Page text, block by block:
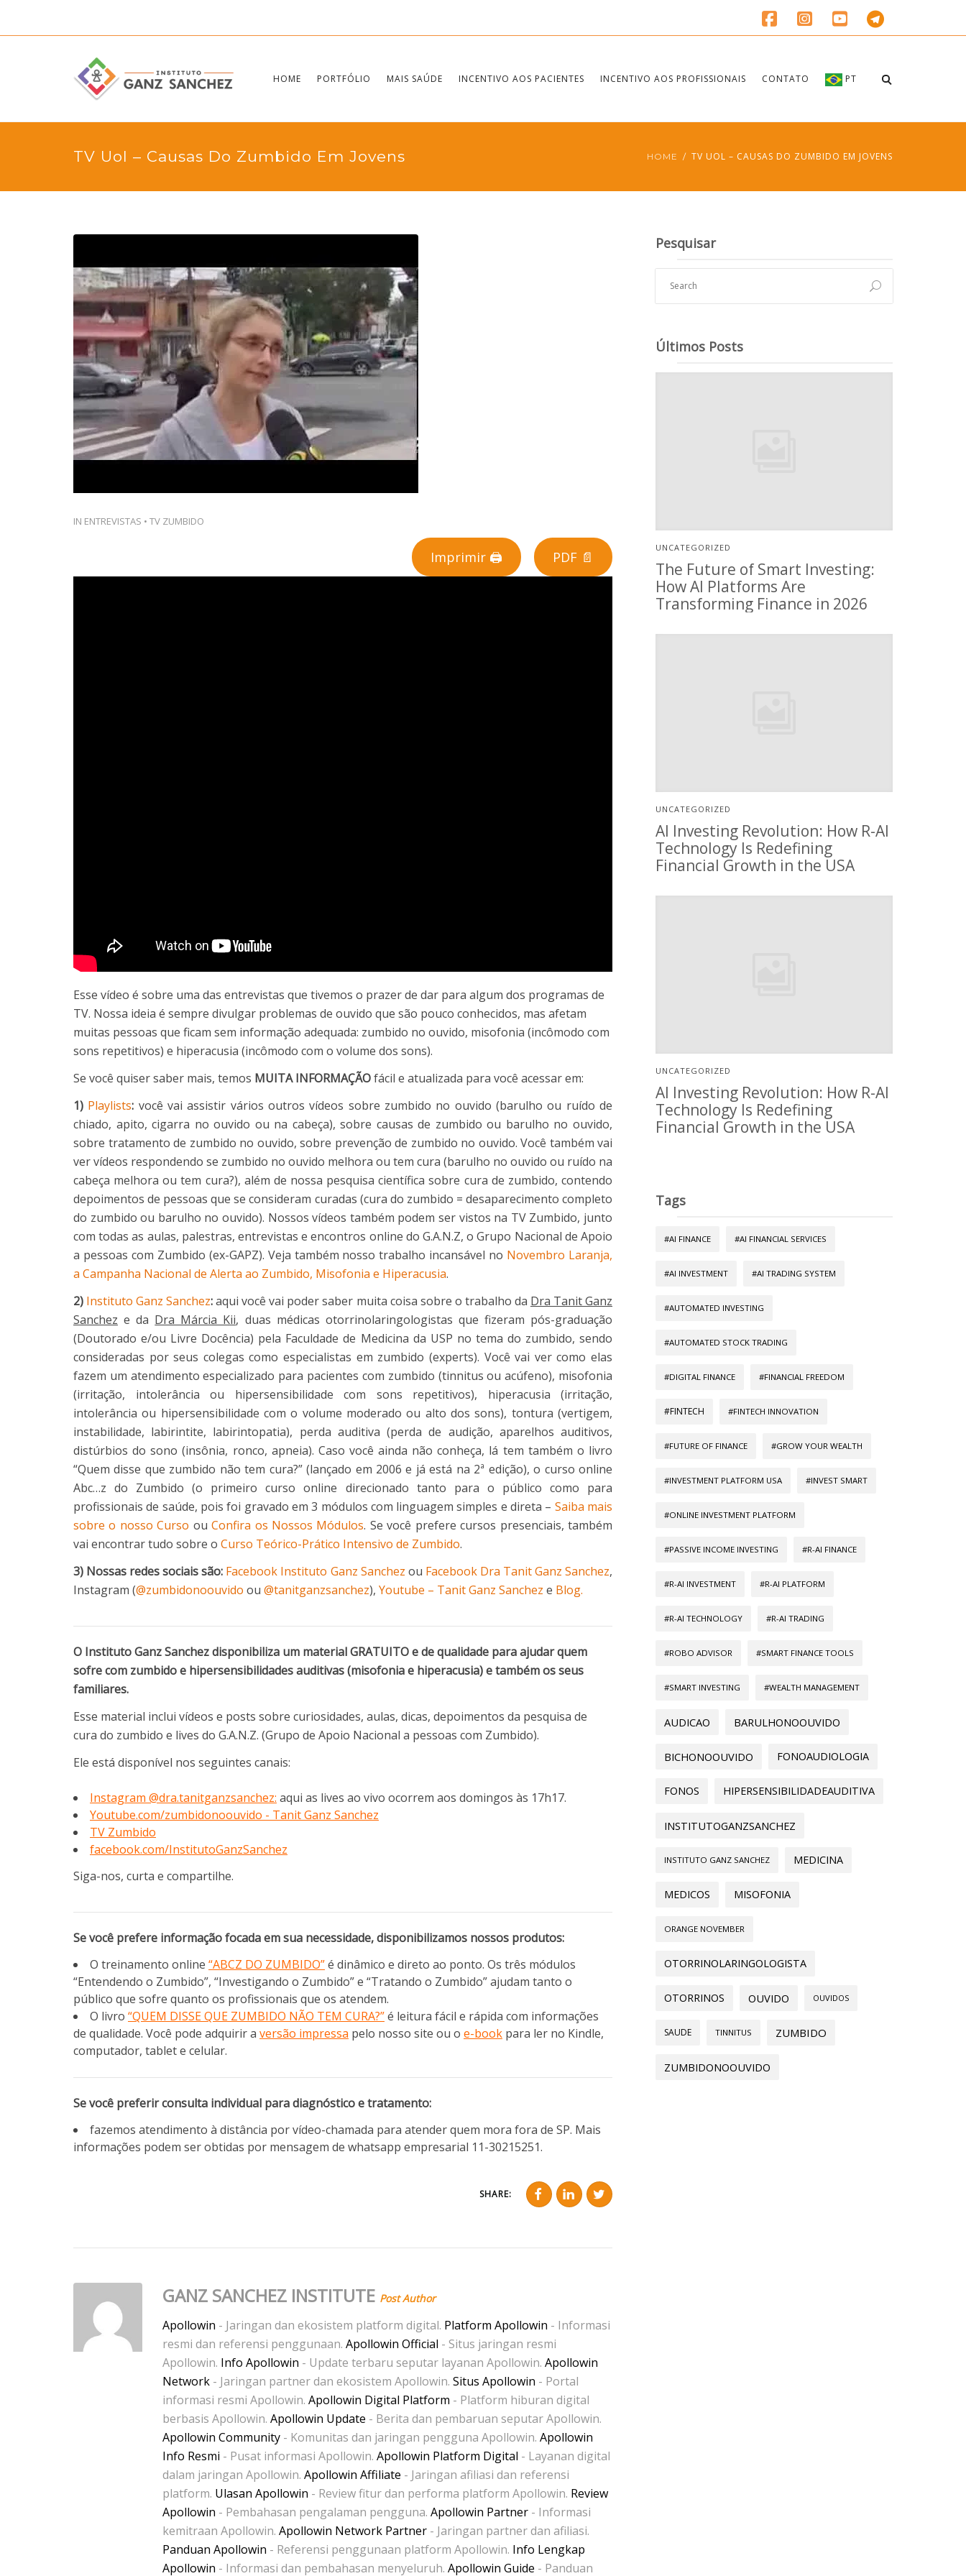
HOME PORTFÓLIO MAIS SAÚDE INCENTIVO AOS PACIENTES INCENTIVO AOS PROFISSIONAIS CONTATO PT
TV Uol – Causas Do Zumbido Em Jovens HOME TV UOL – CAUSAS DO ZUMBIDO EM JOVENS
IN ENTREVISTAS • TV ZUMBIDO
Imprimir 🖨 PDF 📄
Esse vídeo é sobre uma das entrevistas que tivemos o prazer de dar para algum dos programas de
TV. Nossa ideia é sempre divulgar problemas de ouvido que são pouco conhecidos, mas afetam
muitas pessoas que ficam sem informação adequada: zumbido no ouvido, misofonia (incômodo com
sons repetitivos) e hiperacusia (incômodo com o volume dos sons).
Se você quiser saber mais, temos MUITA INFORMAÇÃOfácil e atualizada para você acessar em:
1) Playlists: você vai assistir vários outros vídeos sobre zumbido no ouvido (barulho ou ruído de
chiado, apito, cigarra no ouvido ou na cabeça), sobre causas de zumbido ou barulho no ouvido,
sobre tratamento de zumbido no ouvido, sobre prevenção de zumbido no ouvido. Você também vai
ver vídeos respondendo se zumbido no ouvido melhora ou tem cura (barulho no ouvido ou ruído na
cabeça melhora ou tem cura?), além de nossa pesquisa científica sobre cura de zumbido, contendo
depoimentos de pessoas que se consideram curadas (cura do zumbido = desaparecimento completo
do zumbido ou barulho no ouvido). Nossos vídeos também podem ser vistos na TV Zumbido, junto
com todas as aulas, palestras, entrevistas e encontros online do G.A.N.Z, o Grupo Nacional de Apoio
a pessoas com Zumbido (ex-GAPZ). Veja também nosso trabalho incansável no Novembro Laranja,
a Campanha Nacional de Alerta ao Zumbido, Misofonia e Hiperacusia.
2) Instituto Ganz Sanchez:aqui você vai poder saber muita coisa sobre o trabalho da Dra Tanit Ganz
Sanchez e da Dra Márcia Kii, duas médicas otorrinolaringologistas que fizeram pós-graduação
(Doutorado e/ou Livre Docência) pela Faculdade de Medicina da USP no tema do zumbido, sendo
consideradas por seus colegas como especialistas em zumbido (experts). Você vai ver como elas
fazem um atendimento especializado para pacientes com zumbido (tinnitus ou acúfeno), misofonia
(irritação, intolerância ou hipersensibilidade com sons repetitivos), hiperacusia (irritação,
intolerância ou hipersensibilidade com o volume moderado ou alto dos sons), tontura (vertigem,
instabilidade, labirintite, labirintopatia), perda auditiva (perda de audição, aparelhos auditivos,
distúrbios do sono (insônia, ronco, apneia). Caso você ainda não conheça, lá tem também o livro
“Quem disse que zumbido não tem cura?” (lançado em 2006 e já está na 2ª edição), o curso online
Abc…z do Zumbido (o primeiro curso online direcionado tanto para o público como para
profissionais de saúde, pois foi gravado em 3 módulos com linguagem simples e direta – Saiba mais
sobre o nosso Curso ouConfira os Nossos Módulos. Se você prefere cursos presenciais, também
vai encontrar tudo sobre o Curso Teórico-Prático Intensivo de Zumbido.
3) Nossas redes sociais são: Facebook Instituto Ganz Sanchez ou Facebook Dra Tanit Ganz Sanchez,
Instagram (@zumbidonoouvido ou @tanitganzsanchez), Youtube – Tanit Ganz Sanchez e Blog.
O Instituto Ganz Sanchez disponibiliza um material GRATUITO e de qualidade para ajudar quem
sofre com zumbido e hipersensibilidades auditivas (misofonia e hiperacusia) e também os seus
familiares.
Esse material inclui vídeos e posts sobre curiosidades, aulas, dicas, depoimentos da pesquisa de
cura do zumbido e lives do G.A.N.Z. (Grupo de Apoio Nacional a pessoas com Zumbido).
Ele está disponível nos seguintes canais:
Instagram @dra.tanitganzsanchez: aqui as lives ao vivo ocorrem aos domingos às 17h17.
Youtube.com/zumbidonoouvido - Tanit Ganz Sanchez
TV Zumbido
facebook.com/InstitutoGanzSanchez
Siga-nos, curta e compartilhe.
Se você prefere informação focada em sua necessidade, disponibilizamos nossos produtos:
O treinamento online “ABCZ DO ZUMBIDO”é dinâmico e direto ao ponto. Os três módulos
“Entendendo o Zumbido”, “Investigando o Zumbido” e “Tratando o Zumbido” ajudam tanto o
público que sofre quanto os profissionais que os atendem.
O livro “QUEM DISSE QUE ZUMBIDO NÃO TEM CURA?”é leitura fácil e rápida com informações
de qualidade. Você pode adquirir a versão impressa pelo nosso site ou o e-book para ler no Kindle,
computador, tablet e celular.
Se você preferir consulta individual para diagnóstico e tratamento:
fazemos atendimento à distância por vídeo-chamada para atender quem mora fora de SP. Mais
informações podem ser obtidas por mensagem de whatsapp empresarial 11-30215251.
SHARE:
GANZ SANCHEZ INSTITUTE Post Author
Apollowin - Jaringan dan ekosistem platform digital. Platform Apollowin - Informasi
resmi dan referensi penggunaan. Apollowin Official - Situs jaringan resmi
Apollowin. Info Apollowin - Update terbaru seputar layanan Apollowin. Apollowin
Network - Jaringan partner dan ekosistem Apollowin. Situs Apollowin - Portal
informasi resmi Apollowin. Apollowin Digital Platform - Platform hiburan digital
berbasis Apollowin. Apollowin Update - Berita dan pembaruan seputar Apollowin.
Apollowin Community - Komunitas dan jaringan pengguna Apollowin. Apollowin
Info Resmi - Pusat informasi Apollowin. Apollowin Platform Digital - Layanan digital
dalam jaringan Apollowin. Apollowin Affiliate - Jaringan afiliasi dan referensi
platform. Ulasan Apollowin - Review fitur dan performa platform Apollowin. Review
Apollowin - Pembahasan pengalaman pengguna. Apollowin Partner - Informasi
kemitraan Apollowin. Apollowin Network Partner - Jaringan partner dan afiliasi.
Panduan Apollowin - Referensi penggunaan platform Apollowin. Info Lengkap
Apollowin - Informasi dan pembahasan menyeluruh. Apollowin Guide - Panduan
Pesquisar
Últimos Posts
UNCATEGORIZED
The Future of Smart Investing:
How AI Platforms Are
Transforming Finance in 2026
UNCATEGORIZED
AI Investing Revolution: How R-AI
Technology Is Redefining
Financial Growth in the USA
UNCATEGORIZED
AI Investing Revolution: How R-AI
Technology Is Redefining
Financial Growth in the USA
Tags
#AI FINANCE #AI FINANCIAL SERVICES
#AI INVESTMENT #AI TRADING SYSTEM
#AUTOMATED INVESTING
#AUTOMATED STOCK TRADING
#DIGITAL FINANCE #FINANCIAL FREEDOM
#FINTECH #FINTECH INNOVATION
#FUTURE OF FINANCE #GROW YOUR WEALTH
#INVESTMENT PLATFORM USA #INVEST SMART
#ONLINE INVESTMENT PLATFORM
#PASSIVE INCOME INVESTING #R-AI FINANCE
#R-AI INVESTMENT #R-AI PLATFORM
#R-AI TECHNOLOGY #R-AI TRADING
#ROBO ADVISOR #SMART FINANCE TOOLS
#SMART INVESTING #WEALTH MANAGEMENT
AUDICAO BARULHONOOUVIDO
BICHONOOUVIDO FONOAUDIOLOGIA
FONOS HIPERSENSIBILIDADEAUDITIVA
INSTITUTOGANZSANCHEZ
INSTITUTO GANZ SANCHEZ MEDICINA
MEDICOS MISOFONIA
ORANGE NOVEMBER
OTORRINOLARINGOLOGISTA
OTORRINOS OUVIDO OUVIDOS
SAUDE TINNITUS ZUMBIDO
ZUMBIDONOOUVIDO